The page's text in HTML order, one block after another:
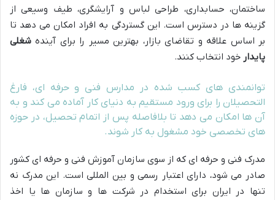
ساختمان، حسابداری، طراحی لباس و آرایشگری، طیف وسیعی از
گزینه ها در دسترس است. این گستردگی به افراد امکان می دهد تا
بر اساس علاقه و تقاضای بازار، بهترین مسیر را برای آینده شغلی
پایدار خود انتخاب کنند.
توانمندی های کسب شده در مدارس فنی و حرفه ای، فارغ
التحصیلان را برای ورود مستقیم به دنیای کار آماده می کند و به
آن ها امکان می دهد تا بلافاصله پس از اتمام تحصیل، در حوزه
های تخصصی خود مشغول به کار شوند.
مدرک فنی و حرفه ای که از سوی سازمان آموزش فنی و حرفه ای کشور
صادر می شود، دارای اعتبار رسمی و بین المللی است. این مدرک نه
تنها در ایران برای استخدام در شرکت ها و سازمان ها یا اخذ